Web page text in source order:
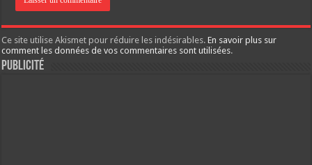
Ce site utilise Akismet pour réduire les indésirables.En savoir plus sur
comment les données de vos commentaires sont utilisées.
Publicité